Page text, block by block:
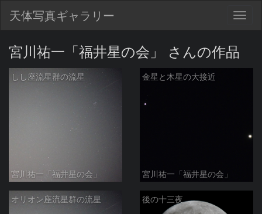
天体写真ギャラリー
宮川祐一「福井星の会」 さんの作品
しし座流星群の流星
宮川祐一「福井星の会」
金星と木星の大接近
宮川祐一「福井星の会」
オリオン座流星群の流星 後の十三夜